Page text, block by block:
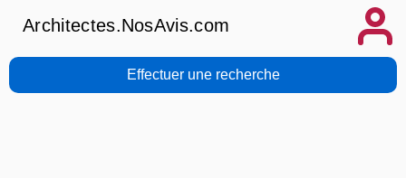
Architectes.NosAvis.com
Effectuer une recherche